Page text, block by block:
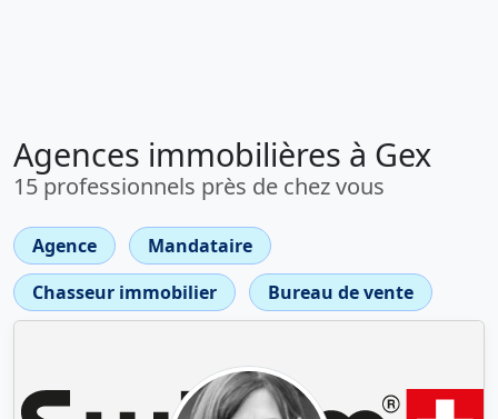
Agences immobilières à Gex
15 professionnels près de chez vous
Agence
Mandataire
Chasseur immobilier
Bureau de vente